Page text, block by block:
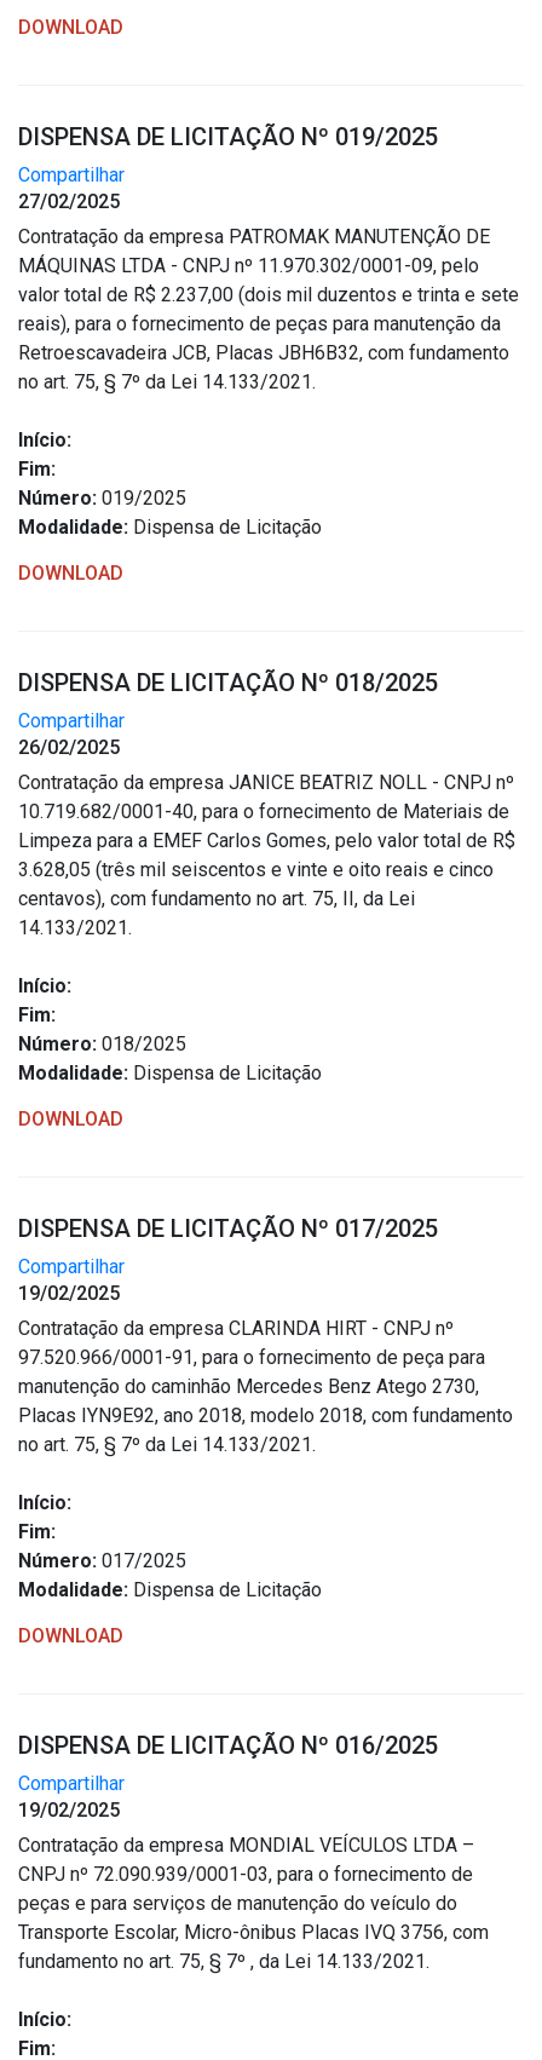
DOWNLOAD
DISPENSA DE LICITAÇÃO Nº 019/2025
Compartilhar
27/02/2025
Contratação da empresa PATROMAK MANUTENÇÃO DE
MÁQUINAS LTDA - CNPJ nº 11.970.302/0001-09, pelo
valor total de R$ 2.237,00 (dois mil duzentos e trinta e sete
reais), para o fornecimento de peças para manutenção da
Retroescavadeira JCB, Placas JBH6B32, com fundamento
no art. 75, § 7º da Lei 14.133/2021.
Início:
Fim:
Número: 019/2025
Modalidade: Dispensa de Licitação
DOWNLOAD
DISPENSA DE LICITAÇÃO Nº 018/2025
Compartilhar
26/02/2025
Contratação da empresa JANICE BEATRIZ NOLL - CNPJ nº
10.719.682/0001-40, para o fornecimento de Materiais de
Limpeza para a EMEF Carlos Gomes, pelo valor total de R$
3.628,05 (três mil seiscentos e vinte e oito reais e cinco
centavos), com fundamento no art. 75, II, da Lei
14.133/2021.
Início:
Fim:
Número: 018/2025
Modalidade: Dispensa de Licitação
DOWNLOAD
DISPENSA DE LICITAÇÃO Nº 017/2025
Compartilhar
19/02/2025
Contratação da empresa CLARINDA HIRT - CNPJ nº
97.520.966/0001-91, para o fornecimento de peça para
manutenção do caminhão Mercedes Benz Atego 2730,
Placas IYN9E92, ano 2018, modelo 2018, com fundamento
no art. 75, § 7º da Lei 14.133/2021.
Início:
Fim:
Número: 017/2025
Modalidade: Dispensa de Licitação
DOWNLOAD
DISPENSA DE LICITAÇÃO Nº 016/2025
Compartilhar
19/02/2025
Contratação da empresa MONDIAL VEÍCULOS LTDA –
CNPJ nº 72.090.939/0001-03, para o fornecimento de
peças e para serviços de manutenção do veículo do
Transporte Escolar, Micro-ônibus Placas IVQ 3756, com
fundamento no art. 75, § 7º , da Lei 14.133/2021.
Início:
Fim: